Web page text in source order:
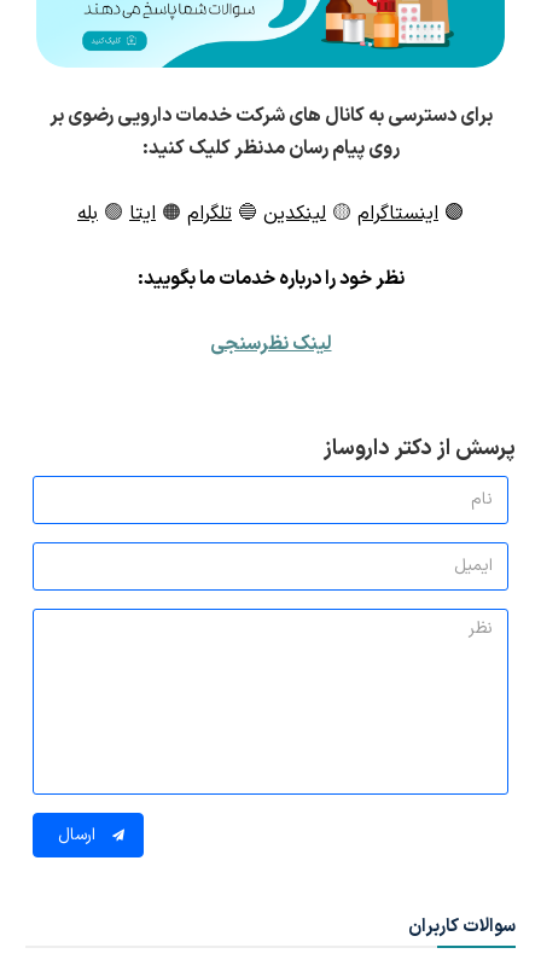
برای دسترسی به کانال های شرکت خدمات دارویی رضوی بر
روی پیام رسان مدنظر کلیک کنید:
🟣 اینستاگرام 🟡 لینکدین 🔵 تلگرام 🟠 ایتا 🟢 بله
نظر خود را درباره خدمات ما بگویید:
لینک نظرسنجی
پرسش از دکتر داروساز
ارسال
سوالات کاربران